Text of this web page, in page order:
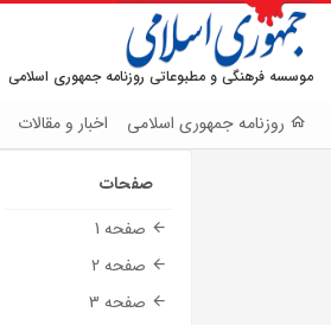
موسسه فرهنگی و مطبوعاتی روزنامه جمهوری اسلامی
روزنامه جمهوری اسلامی اخبار و مقالات
صفحات
صفحه 1
صفحه 2
صفحه 3